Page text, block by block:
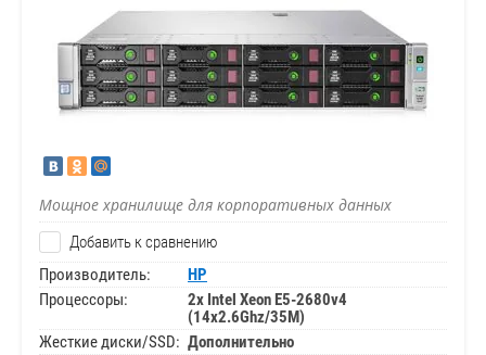
Мощное хранилище для корпоративных данных
Добавить к сравнению
Производитель:
HP
Процессоры:
2x Intel Xeon E5-2680v4
(14x2.6Ghz/35M)
Жесткие диски/SSD: Дополнительно